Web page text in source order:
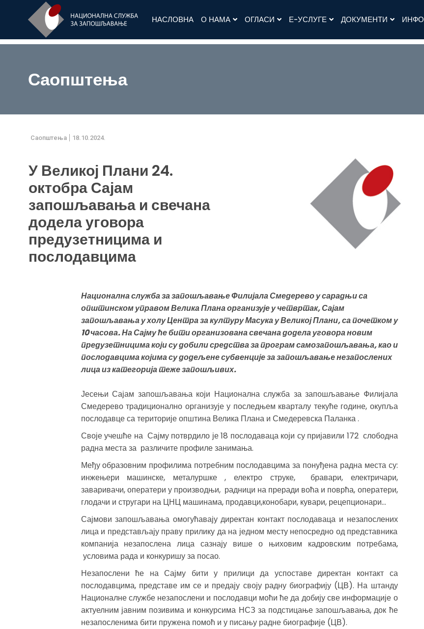
НАСЛОВНА О НАМА ОГЛАСИ Е-УСЛУГЕ ДОКУМЕНТИ ИНФО
Саопштења
Саопштења 18.10.2024.
У Великој Плани 24.
октобра Сајам
запошљавања и свечана
додела уговора
предузетницима и
послодавцима
Национална служба за запошљавање Филијала Смедерево у сарадњи са
општинском управом Велика Плана организује у четвртак, Сајам
запошљавања у холу Центра за културу Масука у Великој Плани, са почетком у
10 часова. На Сајму ће бити организована свечана додела уговора новим
предузетницима који су добили средства за програм самозапошљавања, као и
послодавцима којима су додељене субвенције за запошљавање незапослених
лица из категорија теже запошљивих.
Јесењи Сајам запошљавања који Национална служба за запошљавање Филијала
Смедерево традиционално организује у последњем кварталу текуће године, окупља
послодавце са територије општина Велика Плана и Смедеревска Паланка .
Своје учешће на Сајму потврдило је 18 послодаваца који су пријавили 172 слободна
радна места за различите профиле занимања.
Међу образовним профилима потребним послодавцима за понуђена радна места су:
инжењери машинске, металуршке , електро струке, бравари, електричари,
заваривачи, оператери у производњи, радници на преради воћа и поврћа, оператери,
глодачи и стругари на ЦНЦ машинама, продавци,конобари, кувари, рецепционари...
Сајмови запошљавања омогућавају директан контакт послодаваца и незапослених
лица и представљају праву прилику да на једном месту непосредно од представника
компанија незапослена лица сазнају више о њиховим кадровским потребама,
условима рада и конкуришу за посао.
Незапослени ће на Сајму бити у прилици да успоставе директан контакт са
послодавцима, представе им се и предају своју радну биографију (ЦВ). На штанду
Националне службе незапослени и послодавци моћи ће да добију све информације о
актуелним јавним позивима и конкурсима НСЗ за подстицање запошљавања, док ће
незапосленима бити пружена помоћ и у писању радне биографије (ЦВ).